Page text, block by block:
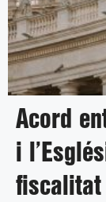
Acord
i
fiscalitat